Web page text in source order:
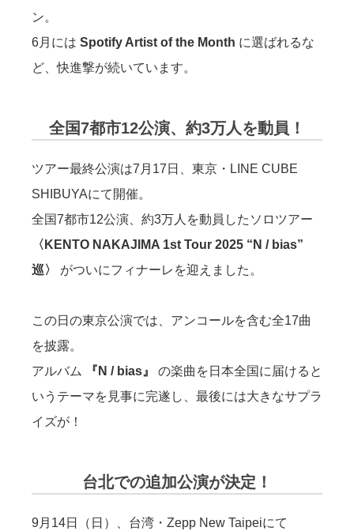
ン。
6月には Spotify Artist of the Month に選ばれるな
ど、快進撃が続いています。
全国7都市12公演、約3万人を動員！
ツアー最終公演は7月17日、東京・LINE CUBE
SHIBUYAにて開催。
全国7都市12公演、約3万人を動員したソロツアー
〈KENTO NAKAJIMA 1st Tour 2025 “N / bias”
巡〉
がついにフィナーレを迎えました。
この日の東京公演では、アンコールを含む全17曲
を披露。
アルバム
『N / bias』
の楽曲を日本全国に届けると
いうテーマを見事に完遂し、最後には大きなサプラ
イズが！
台北での追加公演が決定！
9月14日（日）、台湾・Zepp New Taipeiにて